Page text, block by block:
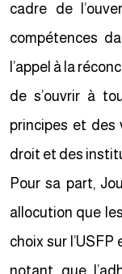
cadre de
compétences
l’appel à la
de s’ouvrir à
principes et des
droit et des
Pour sa part,
allocution que
choix sur
notant que